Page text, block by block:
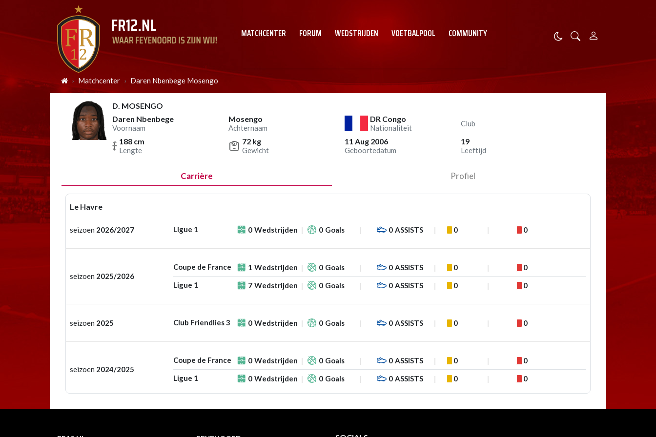
MATCHCENTER FORUM WEDSTRIJDEN VOETBALPOOL COMMUNITY
Matchcenter Daren Nbenbege Mosengo
D. MOSENGO
Daren Nbenbege
Voornaam
Mosengo
Achternaam
DR Congo
Nationaliteit
Club
188 cm
Lengte
72 kg
Gewicht
11 Aug 2006
Geboortedatum
19
Leeftijd
Carrière Profiel
Le Havre
seizoen 2026/2027 Ligue 1 0 Wedstrijden 0 Goals 0 ASSISTS 0 0
seizoen 2025/2026
Coupe de France 1 Wedstrijden 0 Goals 0 ASSISTS 0 0
Ligue 1 7 Wedstrijden 0 Goals 0 ASSISTS 0 0
seizoen 2025 Club Friendlies 3 0 Wedstrijden 0 Goals 0 ASSISTS 0 0
seizoen 2024/2025
Coupe de France 0 Wedstrijden 0 Goals 0 ASSISTS 0 0
Ligue 1 0 Wedstrijden 0 Goals 0 ASSISTS 0 0